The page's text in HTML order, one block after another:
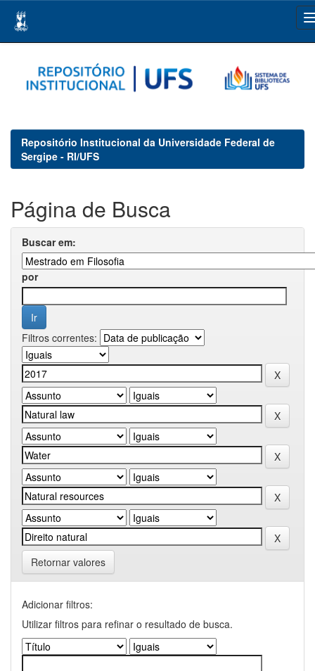
navigation
Repositório Institucional da Universidade Federal de
Sergipe - RI/UFS
Página de Busca
Buscar em:
por
Filtros correntes:
Retornar valores
Adicionar filtros:
Utilizar filtros para refinar o resultado de busca.